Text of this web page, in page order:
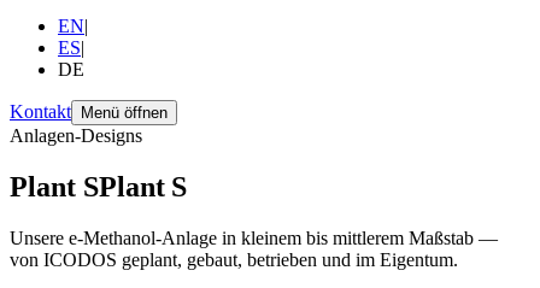
EN|
ES|
DE
Kontakt Menü öffnen
Anlagen-Designs
Plant SPlant S
Unsere e-Methanol-Anlage in kleinem bis mittlerem Maßstab —
von ICODOS geplant, gebaut, betrieben und im Eigentum.